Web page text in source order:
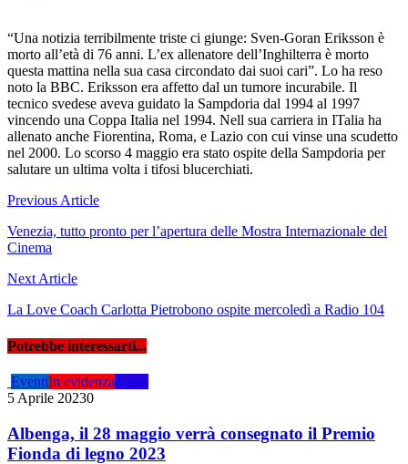
“Una notizia terribilmente triste ci giunge: Sven-Goran Eriksson è
morto all’età di 76 anni. L’ex allenatore dell’Inghilterra è morto
questa mattina nella sua casa circondato dai suoi cari”. Lo ha reso
noto la BBC. Eriksson era affetto dal un tumore incurabile. Il
tecnico svedese aveva guidato la Sampdoria dal 1994 al 1997
vincendo una Coppa Italia nel 1994. Nell sua carriera in ITalia ha
allenato anche Fiorentina, Roma, e Lazio con cui vinse una scudetto
nel 2000. Lo scorso 4 maggio era stato ospite della Sampdoria per
salutare un ultima volta i tifosi blucerchiati.
Navigazione
articoli
Previous Article
Venezia, tutto pronto per l’apertura delle Mostra Internazionale del
Cinema
Next Article
La Love Coach Carlotta Pietrobono ospite mercoledì a Radio 104
Potrebbe interessarti...
EventiIn evidenzaNews
5 Aprile 20230
Albenga, il 28 maggio verrà consegnato il Premio
Fionda di legno 2023